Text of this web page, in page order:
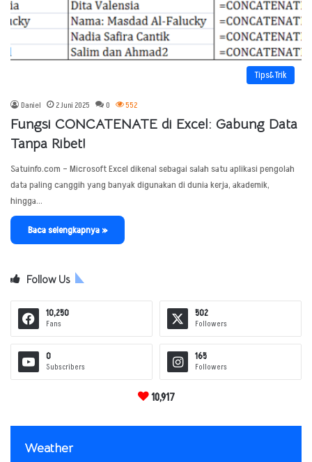
Tips&Trik
Daniel 2 Juni 2025 0 552
Fungsi CONCATENATE di Excel: Gabung Data
Tanpa Ribet!
Satuinfo.com – Microsoft Excel dikenal sebagai salah satu aplikasi pengolah
data paling canggih yang banyak digunakan di dunia kerja, akademik,
hingga…
Baca selengkapnya »
Follow Us
10,250
Fans
502
Followers
0
Subscribers
165
Followers
10,917
Weather